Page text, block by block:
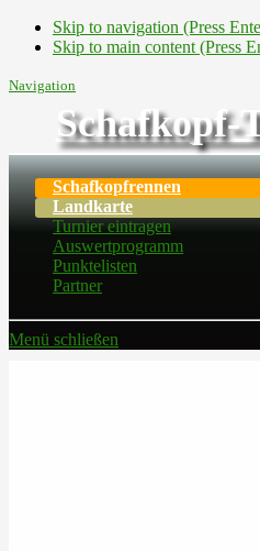
Skip to navigation (Press
Skip to main content (Press
Navigation
Schafkopf-
Schafkopfrennen
Landkarte
Turnier eintragen
Auswertprogramm
Punktelisten
Partner
Menü schließen